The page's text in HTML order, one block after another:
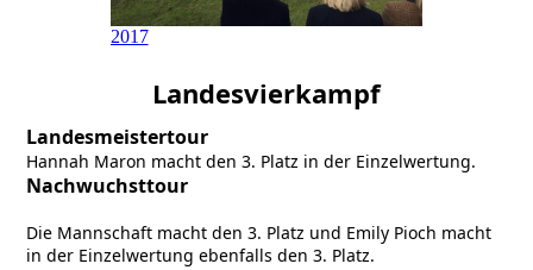
2017
Landesvierkampf
Landesmeistertour
Hannah Maron macht den 3. Platz in der Einzelwertung.
Nachwuchsttour
Die Mannschaft macht den 3. Platz und Emily Pioch macht
in der Einzelwertung ebenfalls den 3. Platz.